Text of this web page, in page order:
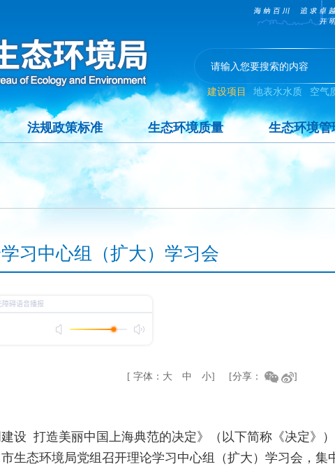
建设项目 地表水水质 空气
法规政策标准 生态环境质量 生态环境管
习中心组（扩大）学习会
[ 字体： 大 中 小] [分享： ]
设 打造美丽中国上海典范的决定》（以下简称《决定》
生态环境局党组召开理论学习中心组（扩大）学习会，集